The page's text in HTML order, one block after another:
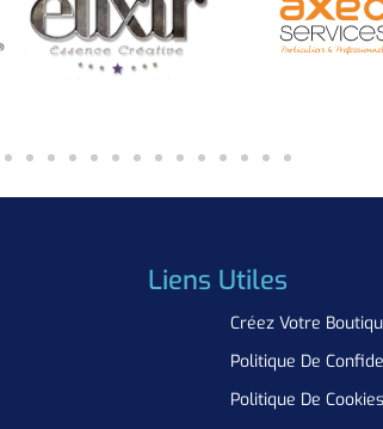
Liens Utiles
Créez Votre
Politique De
Politique De